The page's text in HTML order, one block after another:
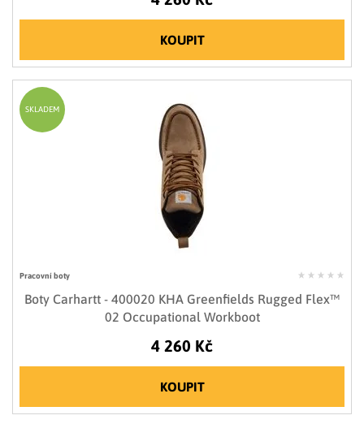
KOUPIT
Pracovní boty
Boty Carhartt - 400020 KHA Greenfields Rugged Flex™
02 Occupational Workboot
4 260 Kč
KOUPIT
SKLADEM